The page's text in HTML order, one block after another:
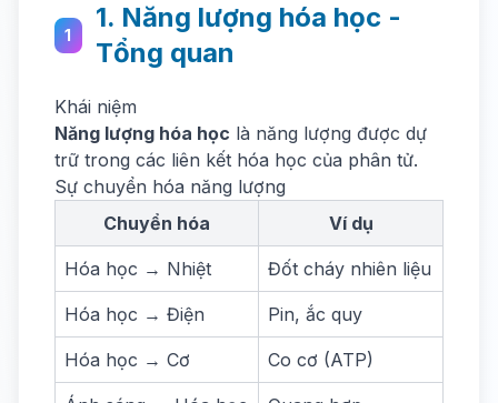
1
1. Năng lượng hóa học -
Tổng quan
Khái niệm
Năng lượng hóa học là năng lượng được dự
trữ trong các liên kết hóa học của phân tử.
Sự chuyển hóa năng lượng
Chuyển hóa
Ví dụ
Hóa học → Nhiệt Đốt cháy nhiên liệu
Hóa học → Điện Pin, ắc quy
Hóa học → Cơ Co cơ (ATP)